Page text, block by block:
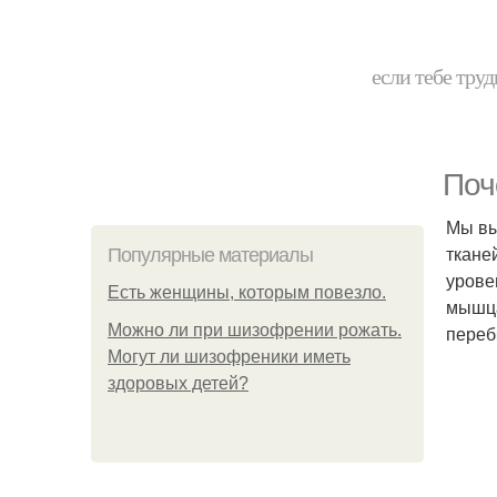
если тебе
Популярные материалы
Есть женщины, которым повезло.
Можно ли при шизофрении рожать.
Могут ли шизофреники иметь
здоровых детей?
Мы